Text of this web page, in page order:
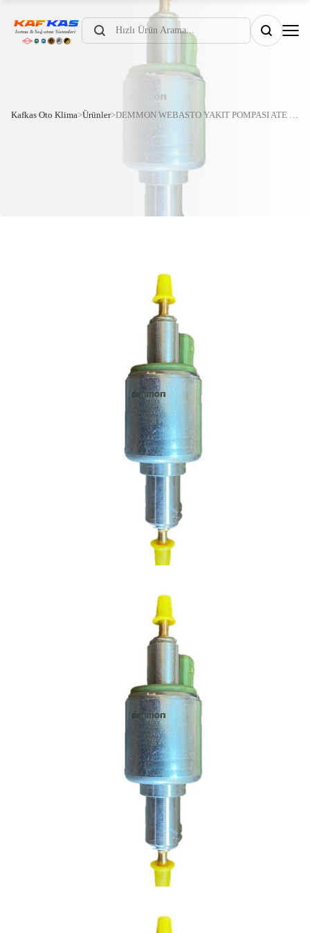
Products
search
Kafkas Oto Klima>Ürünler> DEMMON WEBASTO YAKIT POMPASI ATE 2000 24V 65ML